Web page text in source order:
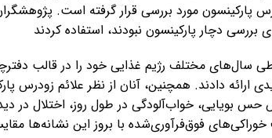
پارکینسون مورد بررسی قرار گرفته است.
سال‌های مختلف رژیم غذایی خود را در قالب
دادند. همچنین، آنان از نظر علائم زودرس
بویایی، خواب‌آلودگی در طول روز، اختلال در
فوق‌فرآوری‌شده با بروز این نشانه‌ها